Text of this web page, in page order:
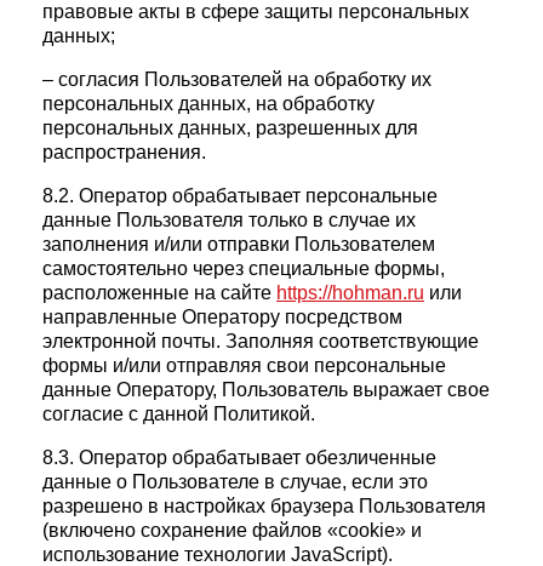
правовые акты в сфере защиты персональных
данных;
– согласия Пользователей на обработку их
персональных данных, на обработку
персональных данных, разрешенных для
распространения.
8.2. Оператор обрабатывает персональные
данные Пользователя только в случае их
заполнения и/или отправки Пользователем
самостоятельно через специальные формы,
расположенные на сайте https://hohman.ru или
направленные Оператору посредством
электронной почты. Заполняя соответствующие
формы и/или отправляя свои персональные
данные Оператору, Пользователь выражает свое
согласие с данной Политикой.
8.3. Оператор обрабатывает обезличенные
данные о Пользователе в случае, если это
разрешено в настройках браузера Пользователя
(включено сохранение файлов «cookie» и
использование технологии JavaScript).